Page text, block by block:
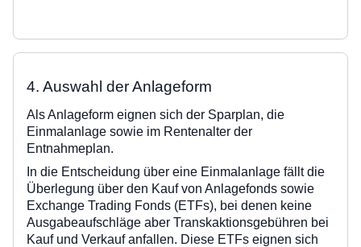
4. Auswahl der Anlageform
Als Anlageform eignen sich der Sparplan, die
Einmalanlage sowie im Rentenalter der
Entnahmeplan.
In die Entscheidung über eine Einmalanlage fällt die
Überlegung über den Kauf von Anlagefonds sowie
Exchange Trading Fonds (ETFs), bei denen keine
Ausgabeaufschläge aber Transkaktionsgebühren bei
Kauf und Verkauf anfallen. Diese ETFs eignen sich